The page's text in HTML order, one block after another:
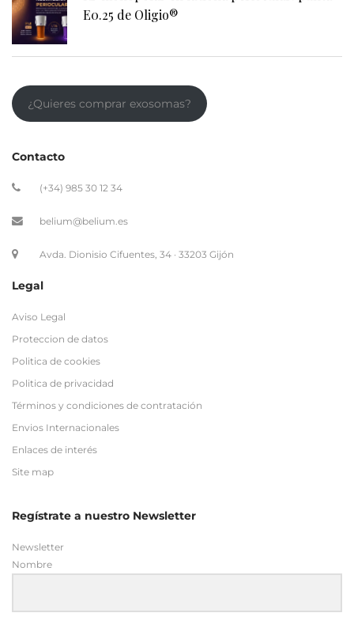
¿Quieres comprar exosomas?
(+34) 985 30 12 34
Proteccion de datos
Politica de cookies
Términos y condiciones de contratación
Envios Internacionales
Enlaces de interés
Site map
Regístrate a nuestro Newsletter
Newsletter
Email